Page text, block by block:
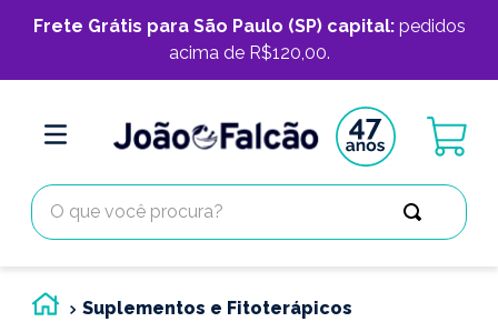
Frete Grátis para São Paulo (SP) capital:pedidos
acima de R$120,00.
O que você procura?
Suplementos e Fitoterápicos